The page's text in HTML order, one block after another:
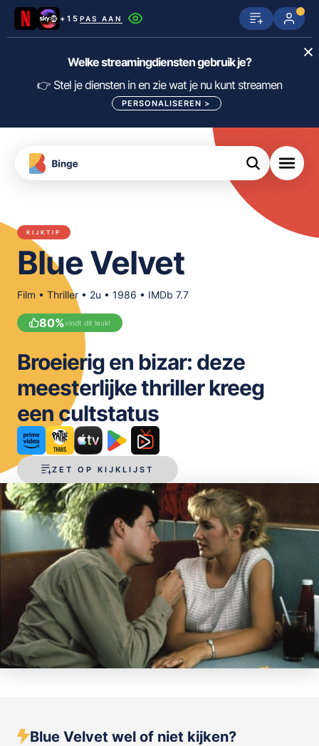
+15 PAS AAN
Netflix SkyShowtime Prime Video
Disney+ Videoland HBO Max
Viaplay Apple TV
KIJK
meJane
FILTER FILMS EN SERIES OP MIJN
ALLES/NIETS SELECTEREN
Welke streamingdiensten gebruik je?
👉 Stel je diensten in en zie wat je nu kunt streamen
PERSONALISEREN >
Download
de
App
KIJKTIP
Blue Velvet
Film • Thriller • 2u • 1986 • IMDb 7.7
80%vindt dit leuk!
ZET OP KIJKLIJST
Broeierig en bizar: deze
meesterlijke thriller kreeg
een cultstatus
Blue Velvet wel of niet kijken?